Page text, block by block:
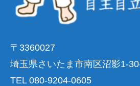
〒3360027
埼玉県さいたま市南区沼影1-
TEL 080-9204-0605